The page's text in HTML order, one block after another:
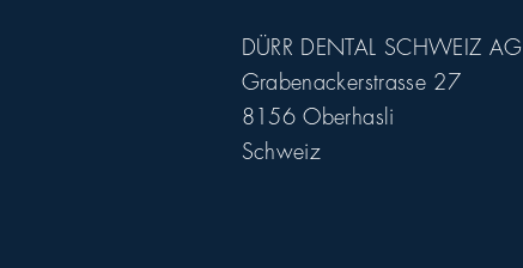
DÜRR DENTAL SCHWEIZ AG
Grabenackerstrasse 27
8156 Oberhasli
Schweiz